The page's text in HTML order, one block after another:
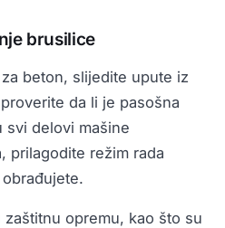
brusilice
beton, slijedite upute iz
da li je pasošna
svi delovi mašine
prilagodite režim rada
opremu, kao što su